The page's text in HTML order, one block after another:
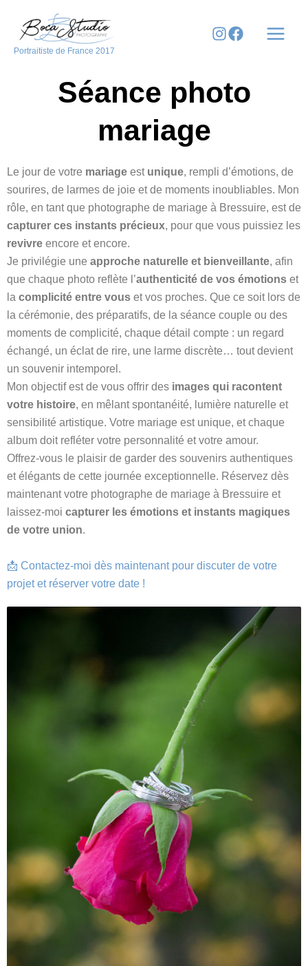
contenu
Portraitiste de France 2017
Séance photo
mariage
Le jour de votre mariage est unique, rempli d’émotions, de
sourires, de larmes de joie et de moments inoubliables. Mon
rôle, en tant que photographe de mariage à Bressuire, est de
capturer ces instants précieux, pour que vous puissiez les
revivre encore et encore.
Je privilégie une approche naturelle et bienveillante, afin
que chaque photo reflète l’authenticité de vos émotions et
la complicité entre vous et vos proches. Que ce soit lors de
la cérémonie, des préparatifs, de la séance couple ou des
moments de complicité, chaque détail compte : un regard
échangé, un éclat de rire, une larme discrète… tout devient
un souvenir intemporel.
Mon objectif est de vous offrir des images qui racontent
votre histoire, en mêlant spontanéité, lumière naturelle et
sensibilité artistique. Votre mariage est unique, et chaque
album doit refléter votre personnalité et votre amour.
Offrez-vous le plaisir de garder des souvenirs authentiques
et élégants de cette journée exceptionnelle. Réservez dès
maintenant votre photographe de mariage à Bressuire et
laissez-moi capturer les émotions et instants magiques
de votre union.
📩 Contactez-moi dès maintenant pour discuter de votre
projet et réserver votre date !